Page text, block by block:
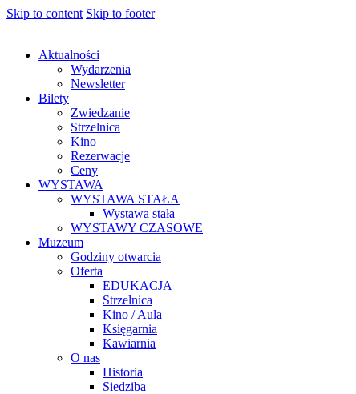
Skip to content Skip to footer
Aktualności
Wydarzenia
Newsletter
Bilety
Zwiedzanie
Strzelnica
Kino
Rezerwacje
Ceny
WYSTAWA
WYSTAWA STAŁA
Wystawa stała
WYSTAWY CZASOWE
Muzeum
Godziny otwarcia
Oferta
EDUKACJA
Strzelnica
Kino / Aula
Księgarnia
Kawiarnia
O nas
Historia
Siedziba